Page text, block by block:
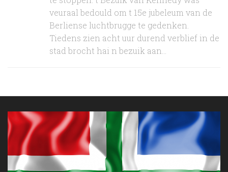
veuraal bedould om t 15e jubeleum van de
Berliense luchtbrugge te gedenken.
Tiedens zien acht uur durend verblief in de
stad brocht hai n bezuik aan...